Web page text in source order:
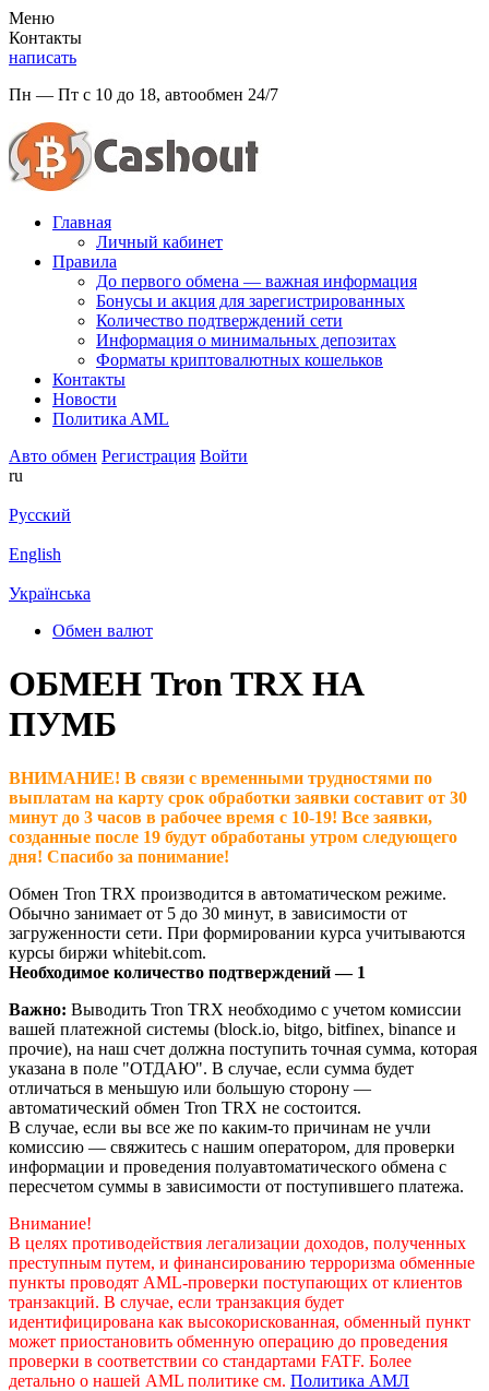
Меню
Контакты
написать
Пн — Пт с 10 до 18, автообмен 24/7
Главная
Личный кабинет
Правила
До первого обмена — важная информация
Бонусы и акция для зарегистрированных
Количество подтверждений сети
Информация о минимальных депозитах
Форматы криптовалютных кошельков
Контакты
Новости
Политикa AML
Авто обмен Регистрация Войти
ru
Русский
English
Українська
Обмен валют
ОБМЕН Tron TRX НА
ПУМБ
ВНИМАНИЕ! В связи с временными трудностями по
выплатам на карту срок обработки заявки составит от 30
минут до 3 часов в рабочее время с 10-19! Все заявки,
созданные после 19 будут обработаны утром следующего
дня! Спасибо за понимание!
Обмен Tron TRX производится в автоматическом режиме.
Обычно занимает от 5 до 30 минут, в зависимости от
загруженности сети. При формировании курса учитываются
курсы биржи whitebit.com.
Необходимое количество подтверждений — 1
Важно: Выводить Tron TRX необходимо с учетом комиссии
вашей платежной системы (block.io, bitgo, bitfinex, binance и
прочие), на наш счет должна поступить точная сумма, которая
указана в поле "ОТДАЮ". В случае, если сумма будет
отличаться в меньшую или большую сторону —
автоматический обмен Tron TRX не состоится.
В случае, если вы все же по каким-то причинам не учли
комиссию — свяжитесь с нашим оператором, для проверки
информации и проведения полуавтоматического обмена с
пересчетом суммы в зависимости от поступившего платежа.
Внимание!
В целях противодействия легализации доходов, полученных
преступным путем, и финансированию терроризма обменные
пункты проводят AML-проверки поступающих от клиентов
транзакций. В случае, если транзакция будет
идентифицирована как высокорискованная, обменный пункт
может приостановить обменную операцию до проведения
проверки в соответствии со стандартами FATF. Более
детально о нашей AML политике см. Политика АМЛ